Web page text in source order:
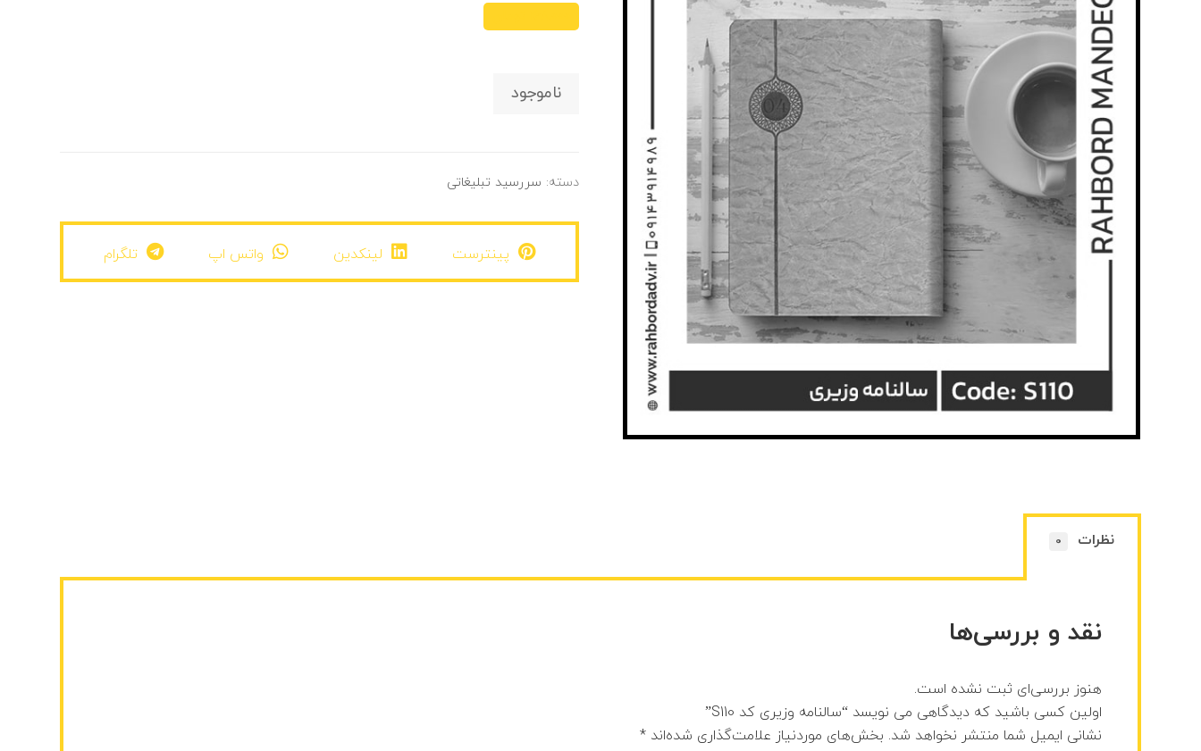
ناموجود
دسته: سررسید تبلیغاتی
پینترست لینکدین واتس اپ تلگرام
نظرات 0
نقد و بررسی‌ها
هنوز بررسی‌ای ثبت نشده است.
اولین کسی باشید که دیدگاهی می نویسد “سالنامه وزیری کد S110”
نشانی ایمیل شما منتشر نخواهد شد. بخش‌های موردنیاز علامت‌گذاری شده‌اند*